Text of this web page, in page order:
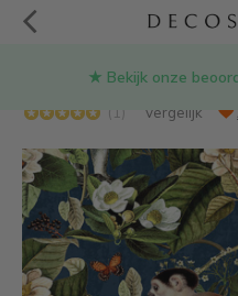
★ Bekijk onze
Aapjes en vogels
(1) Vergelijk